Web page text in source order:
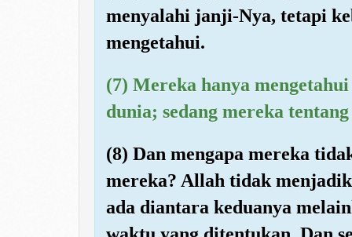
menyalahi janji-Nya, tetapi
mengetahui.
(7) Mereka hanya
dunia; sedang mereka
(8) Dan mengapa mereka
mereka? Allah tidak
ada diantara keduanya